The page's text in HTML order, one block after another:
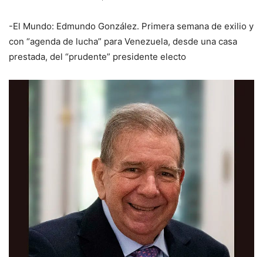
-El Mundo: Edmundo González. Primera semana de exilio y
con “agenda de lucha” para Venezuela, desde una casa
prestada, del “prudente” presidente electo